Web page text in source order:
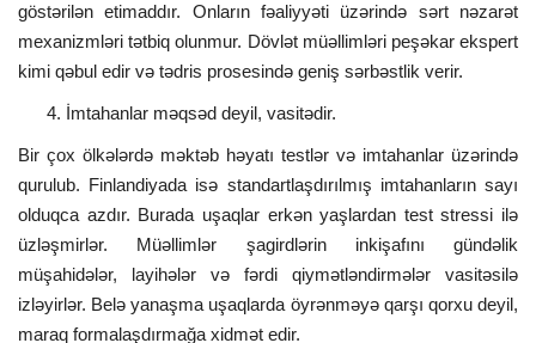
göstərilən etimaddır. Onların fəaliyyəti üzərində sərt nəzarət
mexanizmləri tətbiq olunmur. Dövlət müəllimləri peşəkar ekspert
kimi qəbul edir və tədris prosesində geniş sərbəstlik verir.
İmtahanlar məqsəd deyil, vasitədir.
Bir çox ölkələrdə məktəb həyatı testlər və imtahanlar üzərində
qurulub. Finlandiyada isə standartlaşdırılmış imtahanların sayı
olduqca azdır. Burada uşaqlar erkən yaşlardan test stressi ilə
üzləşmirlər. Müəllimlər şagirdlərin inkişafını gündəlik
müşahidələr, layihələr və fərdi qiymətləndirmələr vasitəsilə
izləyirlər. Belə yanaşma uşaqlarda öyrənməyə qarşı qorxu deyil,
maraq formalaşdırmağa xidmət edir.